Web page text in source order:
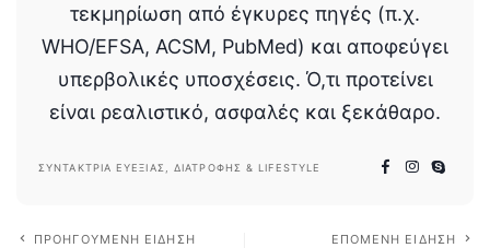
τεκμηρίωση από έγκυρες πηγές (π.χ.
WHO/EFSA, ACSM, PubMed) και αποφεύγει
υπερβολικές υποσχέσεις. Ό,τι προτείνει
είναι ρεαλιστικό, ασφαλές και ξεκάθαρο.
ΣΥΝΤΆΚΤΡΙΑ ΕΥΕΞΊΑΣ, ΔΙΑΤΡΟΦΉΣ & LIFESTYLE
ΠΡΟΗΓΟΎΜΕΝΗ ΕΊΔΗΣΗ ΕΠΌΜΕΝΗ ΕΊΔΗΣΗ